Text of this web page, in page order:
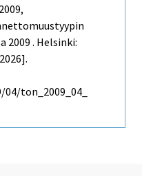
2009,
2009 . Helsinki:
ton_2009_04_